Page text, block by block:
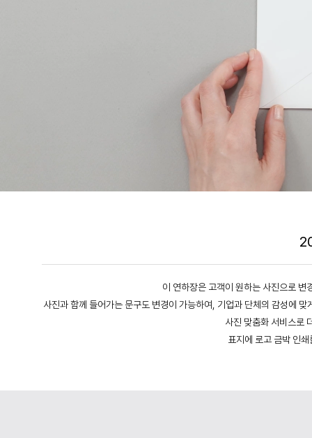
이 연하장은 고객이 원하는 사진으로
사진과 함께 들어가는 문구도 변경이 가능하여, 기업과 단체의 감성에
사진 맞춤화 서비스로
표지에 로고 금박 인